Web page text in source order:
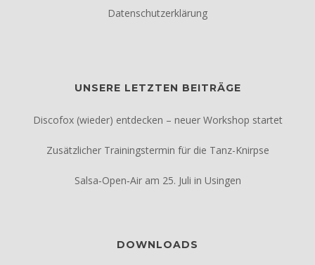
Datenschutzerklärung
UNSERE LETZTEN BEITRÄGE
Discofox (wieder) entdecken – neuer Workshop startet
Zusätzlicher Trainingstermin für die Tanz-Knirpse
Salsa‑Open‑Air am 25. Juli in Usingen
DOWNLOADS